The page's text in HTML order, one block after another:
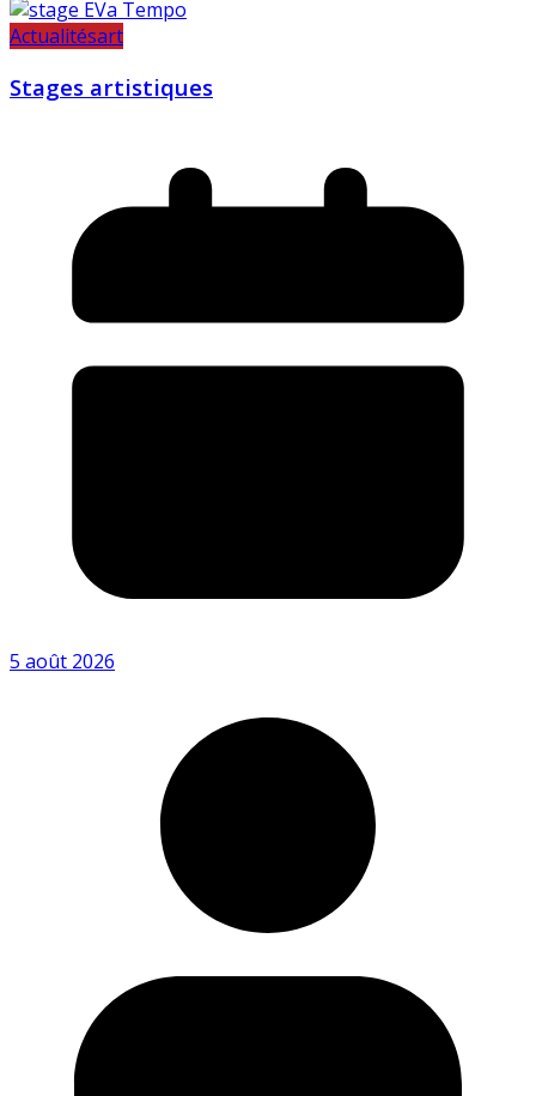
Actualitésart
Stages artistiques
5 août 2026